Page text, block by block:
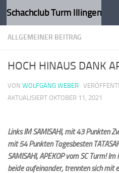
Zum Inhalt springen
Schachclub Turm Illingen
ALLGEMEINER BEITRAG
HOCH HINAUS DANK
VON WOLFGANG WEBER ·
AKTUALISIERT OKTOBER 11, 2021
Links IM SAMISAHI, mit 43 Punkten
mit 54 Punkten Tagesbesten
SAMISAHI, APEKOP vom SC Turm!
beide aufeinander, trennten sich mit